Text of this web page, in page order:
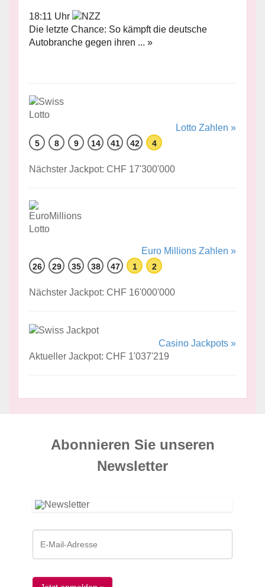
18:11 Uhr
Die letzte Chance: So kämpft die deutsche
Autobranche gegen ihren ... »
Lotto Zahlen »
5 8 9 14 41 42 4
Nächster Jackpot: CHF 17'300'000
Euro Millions Zahlen »
26 29 35 38 47 1 2
Nächster Jackpot: CHF 16'000'000
Casino Jackpots »
Aktueller Jackpot: CHF 1'037'219
Abonnieren Sie unseren
News­letter